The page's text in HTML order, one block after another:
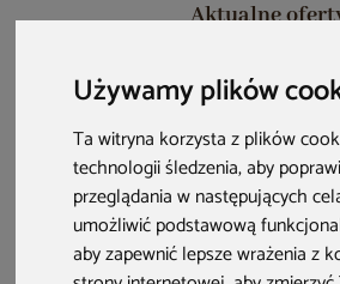
Używamy plików
Ta witryna korzysta z plików
technologii śledzenia, aby
przeglądania w następujących
umożliwić podstawową
aby zapewnić lepsze wrażenia z
Aktualne
Bestseller